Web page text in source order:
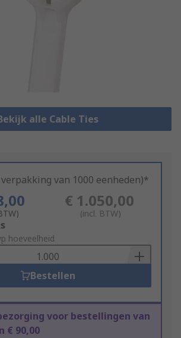
alle Cable Ties
van 1000 eenheden)*
€ 1.050,00
(incl. BTW)
hoeveelheid
Bestellen
voor bestellingen van
€ 90,00